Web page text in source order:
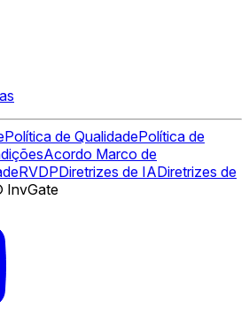
Política de QualidadePolítica de
Acordo Marco de
RVDPDiretrizes de IADiretrizes de
InvGate